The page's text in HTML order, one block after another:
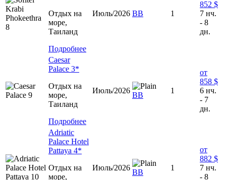
Отдых на
море,
Таиланд
Подробнее
Июль/2026 ВВ 1
852 $
7 нч.
- 8
дн.
Caesar
Palace 3*
Отдых на
море,
Таиланд
Подробнее
Июль/2026
ВВ
1
от
858 $
6 нч.
- 7
дн.
Adriatic
Palace Hotel
Pattaya 4*
Отдых на
море,
Июль/2026
BB
1
от
882 $
7 нч.
- 8